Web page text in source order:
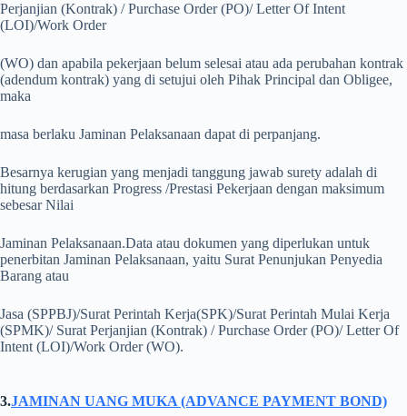
Perjanjian (Kontrak) / Purchase Order (PO)/ Letter Of Intent
(LOI)/Work Order
(WO) dan apabila pekerjaan belum selesai atau ada perubahan kontrak
(adendum kontrak) yang di setujui oleh Pihak Principal dan Obligee,
maka
masa berlaku Jaminan Pelaksanaan dapat di perpanjang.
Besarnya kerugian yang menjadi tanggung jawab surety adalah di
hitung berdasarkan Progress /Prestasi Pekerjaan dengan maksimum
sebesar Nilai
Jaminan Pelaksanaan.Data atau dokumen yang diperlukan untuk
penerbitan Jaminan Pelaksanaan, yaitu Surat Penunjukan Penyedia
Barang atau
Jasa (SPPBJ)/Surat Perintah Kerja(SPK)/Surat Perintah Mulai Kerja
(SPMK)/ Surat Perjanjian (Kontrak) / Purchase Order (PO)/ Letter Of
Intent (LOI)/Work Order (WO).
3.JAMINAN UANG MUKA (ADVANCE PAYMENT BOND)